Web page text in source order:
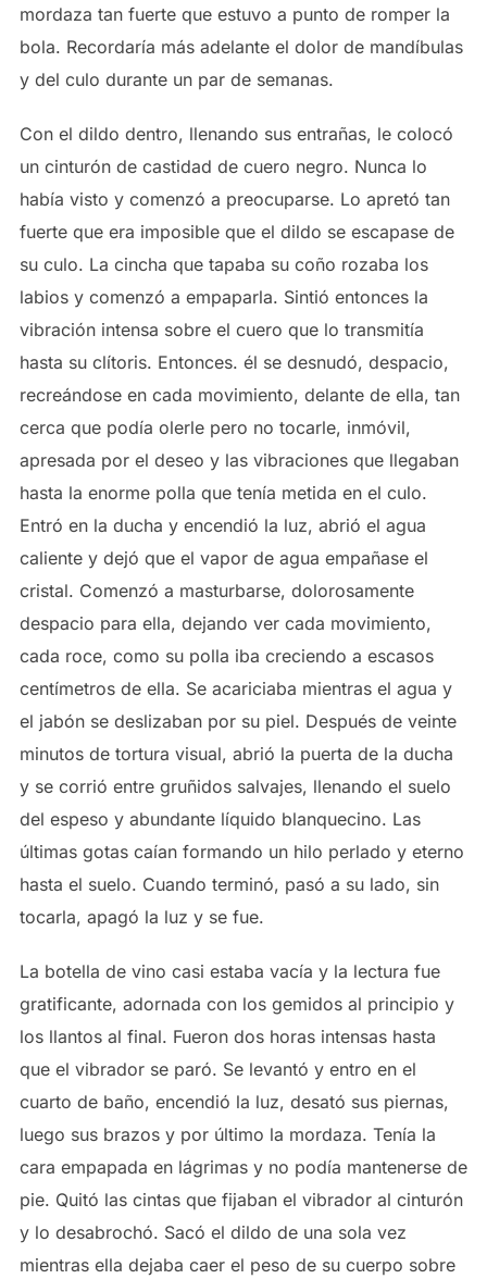
mordaza tan fuerte que estuvo a punto de romper la
bola. Recordaría más adelante el dolor de mandíbulas
y del culo durante un par de semanas.
Con el dildo dentro, llenando sus entrañas, le colocó
un cinturón de castidad de cuero negro. Nunca lo
había visto y comenzó a preocuparse. Lo apretó tan
fuerte que era imposible que el dildo se escapase de
su culo. La cincha que tapaba su coño rozaba los
labios y comenzó a empaparla. Sintió entonces la
vibración intensa sobre el cuero que lo transmitía
hasta su clítoris. Entonces. él se desnudó, despacio,
recreándose en cada movimiento, delante de ella, tan
cerca que podía olerle pero no tocarle, inmóvil,
apresada por el deseo y las vibraciones que llegaban
hasta la enorme polla que tenía metida en el culo.
Entró en la ducha y encendió la luz, abrió el agua
caliente y dejó que el vapor de agua empañase el
cristal. Comenzó a masturbarse, dolorosamente
despacio para ella, dejando ver cada movimiento,
cada roce, como su polla iba creciendo a escasos
centímetros de ella. Se acariciaba mientras el agua y
el jabón se deslizaban por su piel. Después de veinte
minutos de tortura visual, abrió la puerta de la ducha
y se corrió entre gruñidos salvajes, llenando el suelo
del espeso y abundante líquido blanquecino. Las
últimas gotas caían formando un hilo perlado y eterno
hasta el suelo. Cuando terminó, pasó a su lado, sin
tocarla, apagó la luz y se fue.
La botella de vino casi estaba vacía y la lectura fue
gratificante, adornada con los gemidos al principio y
los llantos al final. Fueron dos horas intensas hasta
que el vibrador se paró. Se levantó y entro en el
cuarto de baño, encendió la luz, desató sus piernas,
luego sus brazos y por último la mordaza. Tenía la
cara empapada en lágrimas y no podía mantenerse de
pie. Quitó las cintas que fijaban el vibrador al cinturón
y lo desabrochó. Sacó el dildo de una sola vez
mientras ella dejaba caer el peso de su cuerpo sobre